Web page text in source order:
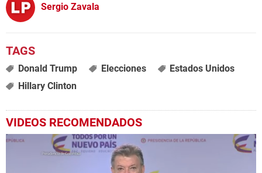
Sergio Zavala
Donald Trump Elecciones
Estados Unidos
Hillary Clinton
VIDEOS RECOMENDADOS